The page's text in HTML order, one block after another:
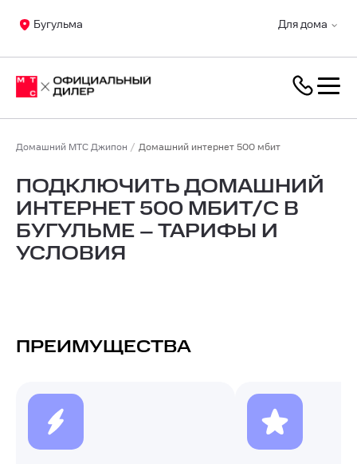
Для дома
Бугульма
Домашний МТС Джипон Домашний интернет 500 мбит
ПОДКЛЮЧИТЬ ДОМАШНИЙ
ИНТЕРНЕТ 500 МБИТ/С В
БУГУЛЬМЕ – ТАРИФЫ И
УСЛОВИЯ
ПРЕИМУЩЕСТВА